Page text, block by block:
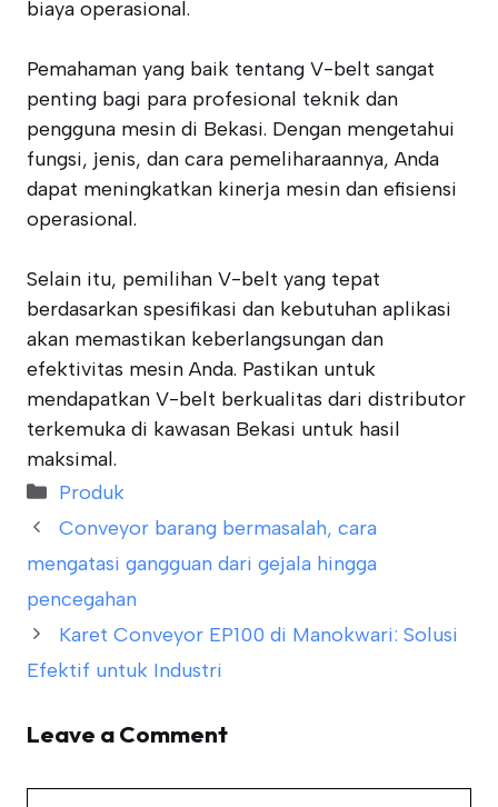
biaya operasional.
Pemahaman yang baik tentang V-belt sangat
penting bagi para profesional teknik dan
pengguna mesin di Bekasi. Dengan mengetahui
fungsi, jenis, dan cara pemeliharaannya, Anda
dapat meningkatkan kinerja mesin dan efisiensi
operasional.
Selain itu, pemilihan V-belt yang tepat
berdasarkan spesifikasi dan kebutuhan aplikasi
akan memastikan keberlangsungan dan
efektivitas mesin Anda. Pastikan untuk
mendapatkan V-belt berkualitas dari distributor
terkemuka di kawasan Bekasi untuk hasil
maksimal.
Categories
Produk
Conveyor barang bermasalah, cara
mengatasi gangguan dari gejala hingga
pencegahan
Karet Conveyor EP100 di Manokwari: Solusi
Efektif untuk Industri
Leave a Comment